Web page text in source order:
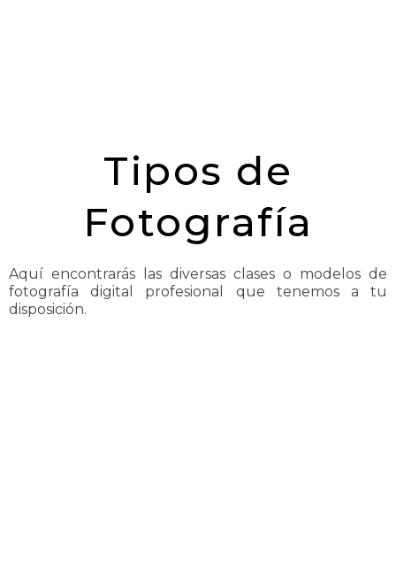
Tipos de
Fotografía
Aquí encontrarás las diversas clases o modelos de
fotografía digital profesional que tenemos a tu
disposición.